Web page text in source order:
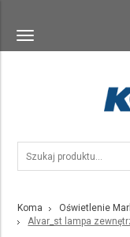
Toggle
navigation
Koma
Oświetlenie
Alvar_st lampa